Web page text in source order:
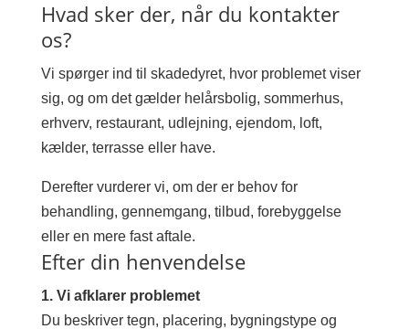
Hvad sker der, når du kontakter
os?
Vi spørger ind til skadedyret, hvor problemet viser
sig, og om det gælder helårsbolig, sommerhus,
erhverv, restaurant, udlejning, ejendom, loft,
kælder, terrasse eller have.
Derefter vurderer vi, om der er behov for
behandling, gennemgang, tilbud, forebyggelse
eller en mere fast aftale.
Efter din henvendelse
1. Vi afklarer problemet
Du beskriver tegn, placering, bygningstype og